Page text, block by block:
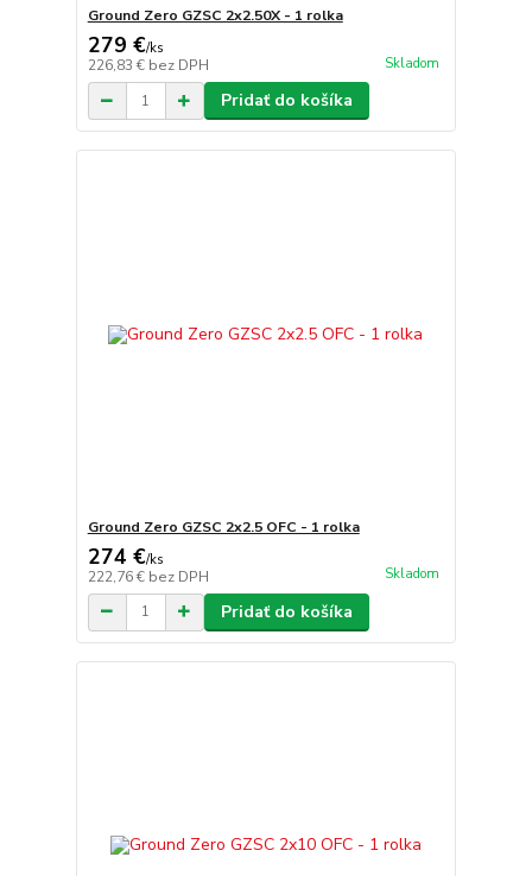
Ground Zero GZSC 2x2.50X - 1 rolka
279 €/ks
226,83 € bez DPH Skladom
Pridať do košíka
Ground Zero GZSC 2x2.5 OFC - 1 rolka
274 €/ks
222,76 € bez DPH Skladom
Pridať do košíka